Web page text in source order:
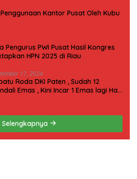
Kantor Pusat Oleh Kubu
Pengurus PWI Pusat Hasil Kongres
HPN 2025 di Riau
17, 2024
Roda DKI Paten , Sudah 12
Emas , Kini Incar 1 Emas lagi Hari
Selengkapnya